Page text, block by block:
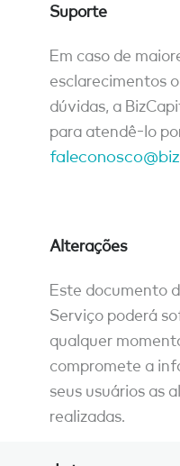
Suporte
Em caso de
esclarecimentos
dúvidas, a
para atendê-lo
Alterações
Este documento
Serviço poderá
qualquer
compromete a
seus usuários as
realizadas.